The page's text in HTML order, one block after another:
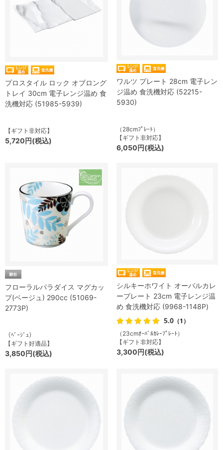
プロスタイル ロック オブロング
トレイ 30cm 電子レンジ温め 食
洗機対応 (51985-5939)
【ギフト非対応】
5,720円(税込)
ワルツ プレート 28cm 電子レン
ジ温め 食洗機対応 (52215-
5930)
（28cmﾌﾟﾚｰﾄ）
【ギフト非対応】
6,050円(税込)
フローラルパラダイス マグカッ
プ(ベージュ) 290cc (51069-
2773P)
（ﾍﾞｰｼﾞｭ）
【ギフト好適品】
3,850円(税込)
シルキーホワイト オーバルカレ
ープレート 23cm 電子レンジ温
め 食洗機対応 (9968-1148P)
5.0 （1）
（23cmｵｰﾊﾞﾙｶﾚｰﾌﾟﾚｰﾄ）
【ギフト非対応】
3,300円(税込)